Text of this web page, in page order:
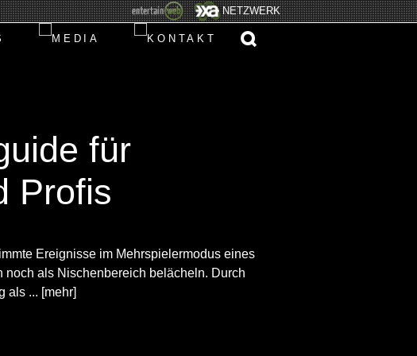
NETZWERK
für
Profis
Ereignisse im Mehrspielermodus eines
als Nischenbereich belächeln. Durch
als ... [mehr]